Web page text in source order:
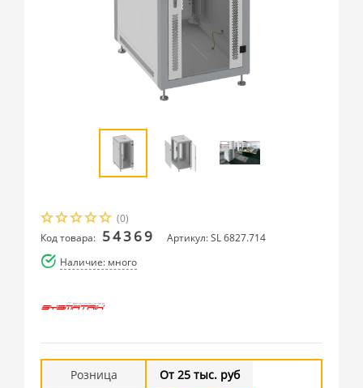
(0)
Код товара: 54369
Артикул: SL 6827.714
Наличие: много
Розница
От 25 тыс. руб